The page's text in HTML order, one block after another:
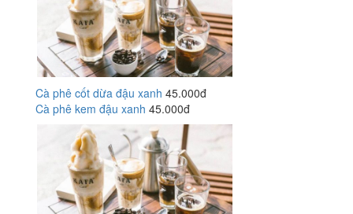
Cà phê cốt dừa đậu xanh 45.000đ
Cà phê kem đậu xanh 45.000đ